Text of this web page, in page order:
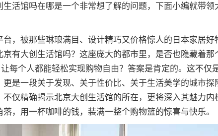
活馆吗在哪是一个非常想了解的问题，下面小编就带领
，被那些琳琅满目、设计精巧又价格惊人的日本家居好
有大创生活馆吗？这座庞大的都市里，是否也隐藏着那
每个人都能轻松实现购物自由？答案是肯定的。这不仅
是一段关于发现、关于性价比、关于生活美学的城市探
仅精确揭示北京大创生活馆的所在，更将深入其魅力内
，用一杯咖啡的钱，装满一整个购物篮的惊喜与快乐。